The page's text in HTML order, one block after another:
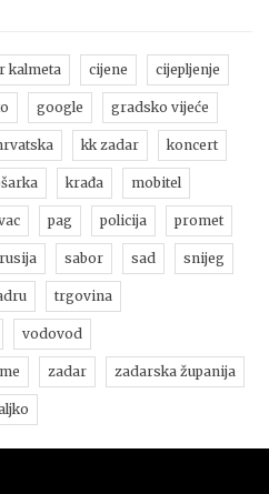
kalmeta cijene cijepljenje
google gradsko vijeće
kk zadar koncert
krađa mobitel
pag policija promet
rusija sabor sad snijeg
trgovina
vodovod
zadar zadarska županija